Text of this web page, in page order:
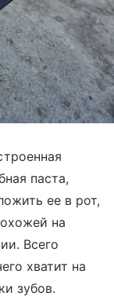
паста,
ее в рот,
на
Всего
хватит на
зубов.